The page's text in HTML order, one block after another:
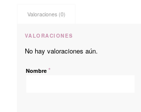
Valoraciones (0)
VALORACIONES
No hay valoraciones aún.
Nombre *